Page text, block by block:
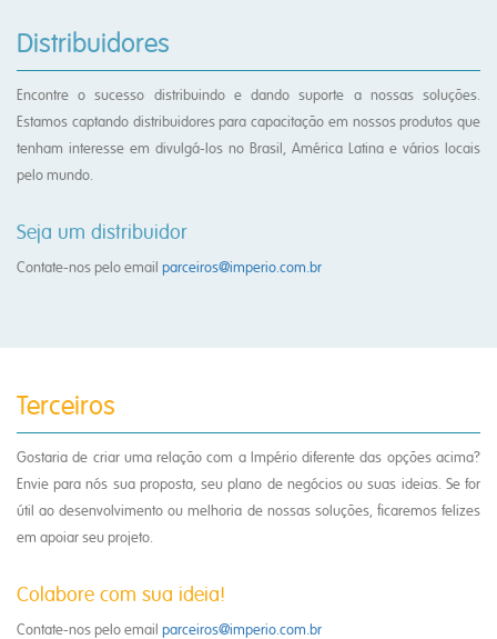
Distribuidores
Encontre o sucesso distribuindo e dando suporte a nossas soluções.
Estamos captando distribuidores para capacitação em nossos produtos que
tenham interesse em divulgá-los no Brasil, América Latina e vários locais
pelo mundo.
Seja um distribuidor
Contate-nos pelo email parceiros@imperio.com.br
Terceiros
Gostaria de criar uma relação com a Império diferente das opções acima?
Envie para nós sua proposta, seu plano de negócios ou suas ideias. Se for
útil ao desenvolvimento ou melhoria de nossas soluções, ficaremos felizes
em apoiar seu projeto.
Colabore com sua ideia!
Contate-nos pelo email parceiros@imperio.com.br